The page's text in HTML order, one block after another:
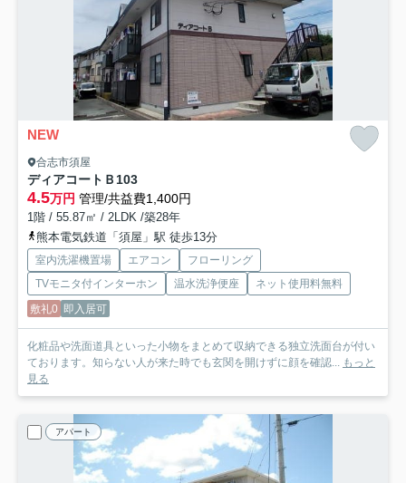
NEW
合志市須屋
ディアコートＢ103
4.5万円 管理/共益費1,400円
1階 / 55.87㎡ / 2LDK /築28年
熊本電気鉄道「須屋」駅 徒歩13分
室内洗濯機置場 エアコン
フローリング
TVモニタ付インターホン
温水洗浄便座
ネット使用料無料
敷礼0 即入居可
化粧品や洗面道具といった小物をまとめて収納できる独立洗面台が付い
ております。知らない人が来た時でも玄関を開けずに顔を確認... もっと
見る
アパート